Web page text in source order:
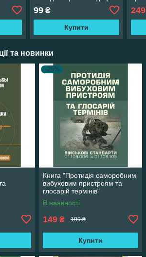
99₴
Купити
249
та новинки
–25%
Книга "Протидія саморобним
вибуховим пристроям та
глосарій термінів"
В наявності
149 ₴ 199 ₴
Купити